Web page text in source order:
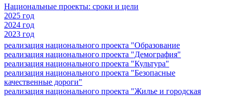
Национальные проекты: сроки и цели
2025 год
2024 год
2023 год
реализация национального проекта "Образование
реализация национального проекта "Демография"
реализация национального проекта "Культура"
реализация национального проекта "Безопасные
качественные дороги"
реализация национального проекта "Жилье и городская